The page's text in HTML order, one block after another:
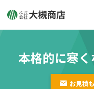
本格的に寒
お見積